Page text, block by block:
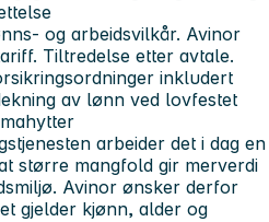
og arbeidsvilkår. Avinor
Tiltredelse etter avtale.
inkludert
av lønn ved lovfestet
arbeider det i dag en
større mangfold gir merverdi
Avinor ønsker derfor
gjelder kjønn, alder og